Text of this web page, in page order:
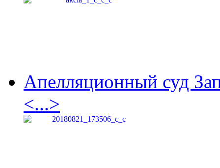
Апелляционный суд
<...>